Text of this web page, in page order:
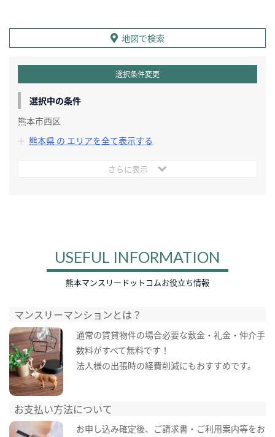
地図で検索
選択条件変更
選択中の条件
熊本市西区
熊本県 の エリアを全て表示する
さらに表示
USEFUL INFORMATION
熊本マンスリードットコムお役立ち情報
マンスリーマンションとは？
通常の賃貸物件の場合必要な敷金・礼金・仲介手
数料がすべて無料です！
法人様の出張時の経費削減にもおすすめです。
お支払い方法について
お申し込み確定後、ご請求書・ご利用案内等をお